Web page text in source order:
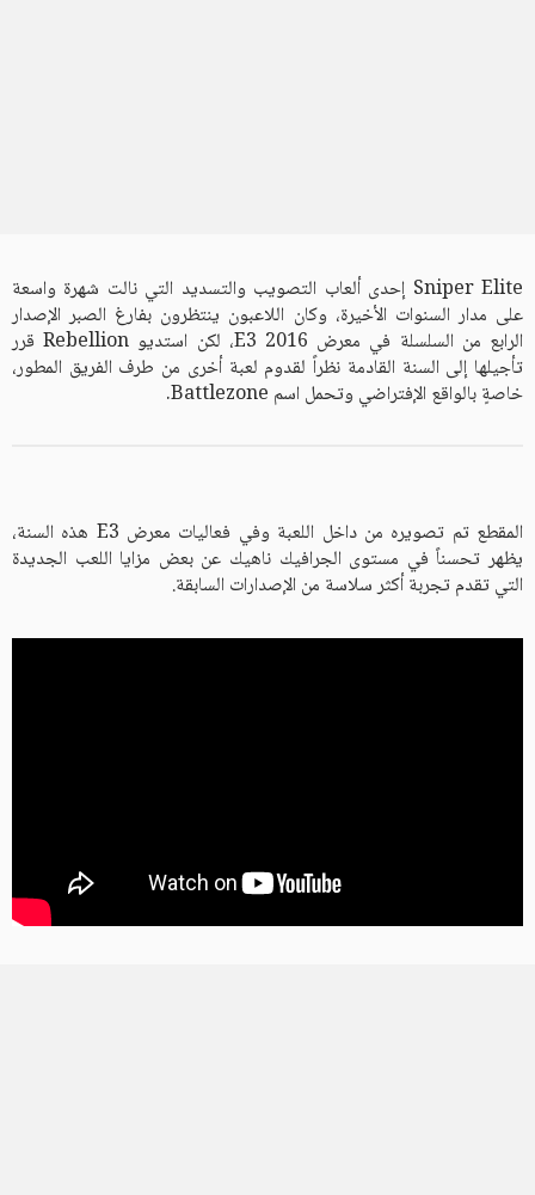
Sniper Elite إحدى ألعاب التصويب والتسديد التي نالت شهرة واسعة
على مدار السنوات الأخيرة، وكان اللاعبون ينتظرون بفارغ الصبر الإصدار
الرابع من السلسلة في معرض E3 2016، لكن استديو Rebellion قرر
تأجيلها إلى السنة القادمة نظراً لقدوم لعبة أخرى من طرف الفريق المطور،
خاصةٍ بالواقع الإفتراضي وتحمل اسم Battlezone.
المقطع تم تصويره من داخل اللعبة وفي فعاليات معرض E3 هذه السنة،
يظهر تحسناً في مستوى الجرافيك ناهيك عن بعض مزايا اللعب الجديدة
التي تقدم تجربة أكثر سلاسة من الإصدارات السابقة.